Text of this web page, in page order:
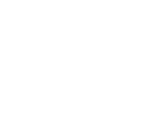
機器販売店・
: 1000ppm、
、
貨物等」とい
れらの製造装